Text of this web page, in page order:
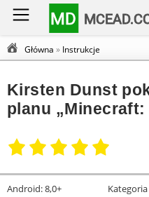
MD
Główna » Instrukcje
Kirsten Dunst
planu „Minecraft:
Android:8,0+ Kategoria